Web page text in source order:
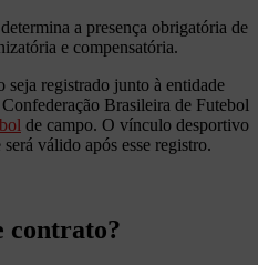
a presença obrigatória de
e compensatória.
seja registrado junto à entidade
Brasileira de Futebol
de campo. O vínculo desportivo
válido após esse registro.
contrato?